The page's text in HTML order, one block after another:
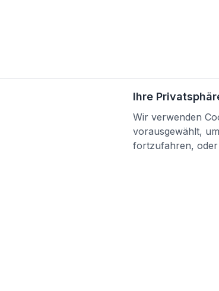
Ihre
Wir verwenden
vorausgewählt,
fortzufahren, oder